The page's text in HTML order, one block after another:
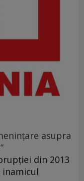
asupra
din 2013
inamicul